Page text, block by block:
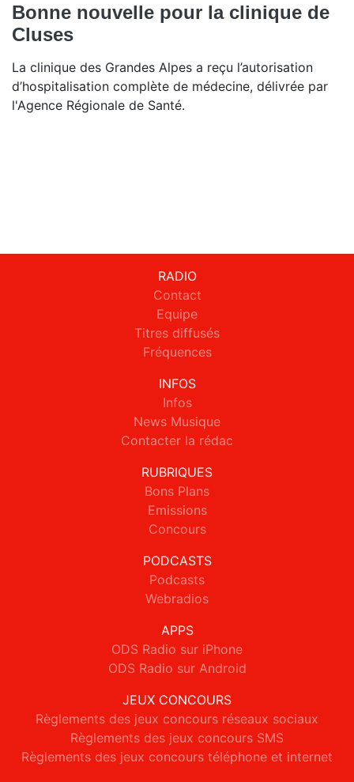
Bonne nouvelle pour la clinique de
Cluses
La clinique des Grandes Alpes a reçu l’autorisation
d’hospitalisation complète de médecine, délivrée par
l'Agence Régionale de Santé.
RADIO
Contact
Equipe
Titres diffusés
Fréquences
INFOS
Infos
News Musique
Contacter la rédac
RUBRIQUES
Bons Plans
Emissions
Concours
PODCASTS
Podcasts
Webradios
APPS
ODS Radio sur iPhone
ODS Radio sur Android
JEUX CONCOURS
Règlements des jeux concours réseaux sociaux
Règlements des jeux concours SMS
Règlements des jeux concours téléphone et internet